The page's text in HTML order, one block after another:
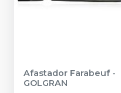
Afastador Farabeuf-
GOLGRAN